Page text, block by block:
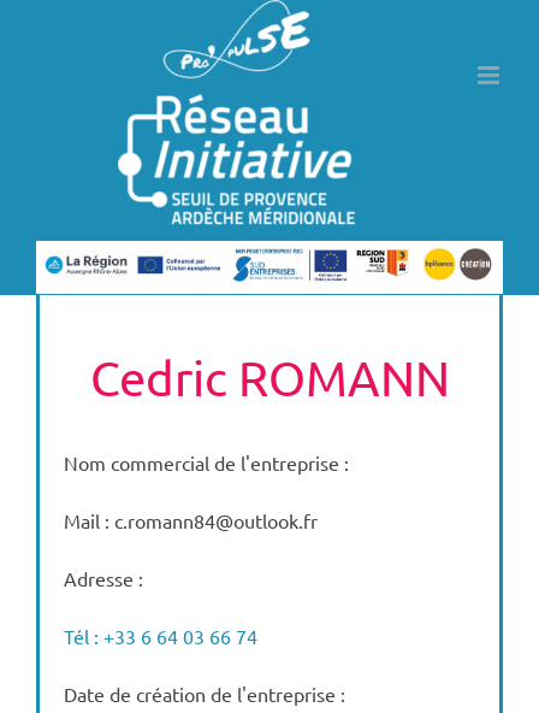
Cedric ROMANN
Nom commercial de l'entreprise :
Mail : c.romann84@outlook.fr
Adresse :
Tél : +33 6 64 03 66 74
Date de création de l'entreprise :